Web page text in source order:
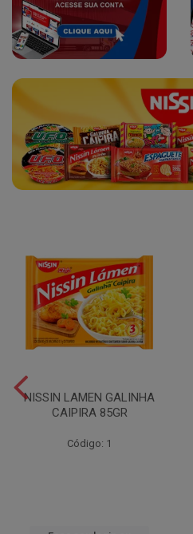
NISSIN LAMEN GALINHA
CAIPIRA 85GR
Código: 1